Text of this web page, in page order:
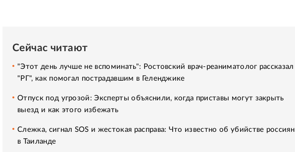
Сейчас читают
"Этот день лучше не вспоминать": Ростовский врач-реаниматолог рассказал
"РГ", как помогал пострадавшим в Геленджике
Отпуск под угрозой: Эксперты объяснили, когда приставы могут закрыть
выезд и как этого избежать
Слежка, сигнал SOS и жестокая расправа: Что известно об убийстве россиян
в Таиланде